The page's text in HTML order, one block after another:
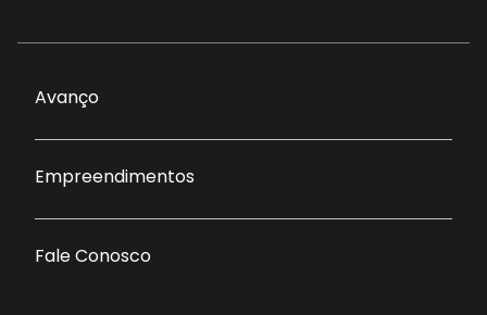
Avanço
Empreendimentos
Fale Conosco